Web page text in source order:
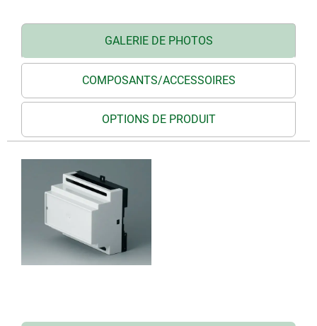
GALERIE DE PHOTOS
COMPOSANTS/ACCESSOIRES
OPTIONS DE PRODUIT